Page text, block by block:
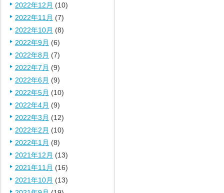
2022年12月 (10)
2022年11月 (7)
2022年10月 (8)
2022年9月 (6)
2022年8月 (7)
2022年7月 (9)
2022年6月 (9)
2022年5月 (10)
2022年4月 (9)
2022年3月 (12)
2022年2月 (10)
2022年1月 (8)
2021年12月 (13)
2021年11月 (16)
2021年10月 (13)